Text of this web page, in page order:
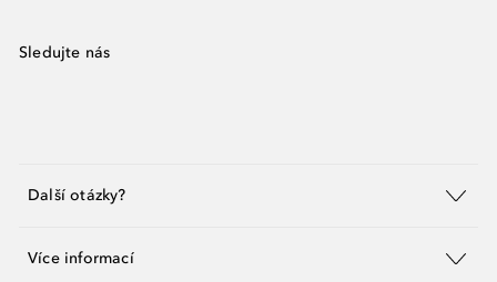
Sledujte nás
Další otázky?
Více informací